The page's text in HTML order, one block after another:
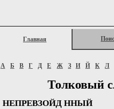
Главная
А Б В Г Д Е Ж З И Й К Л
Толковый
НЕПРЕВЗОЙД ННЫЙ